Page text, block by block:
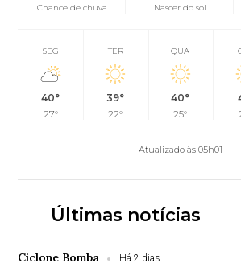
Chance de chuva
Nascer do sol
SEG
40°
27°
TER
39°
22°
QUA
40°
25°
Atualizado às 05h01
Últimas notícias
Ciclone Bomba Há 2 dias